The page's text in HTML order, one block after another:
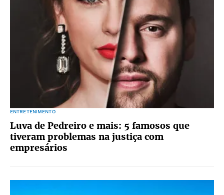
ENTRETENIMENTO
Luva de Pedreiro e mais: 5 famosos que
tiveram problemas na justiça com
empresários